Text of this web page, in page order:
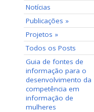
Notícias
Publicações »
Projetos »
Todos os Posts
Guia de fontes de
informação para o
desenvolvimento da
competência em
informação de
mulheres